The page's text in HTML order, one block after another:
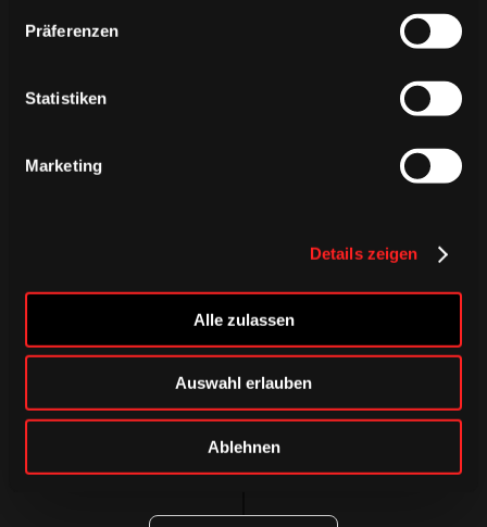
Präferenzen
Statistiken
Marketing
Details zeigen
Alle zulassen
Auswahl erlauben
Ablehnen
19. Minute
TOR
Marcel Brandt
1 : 2